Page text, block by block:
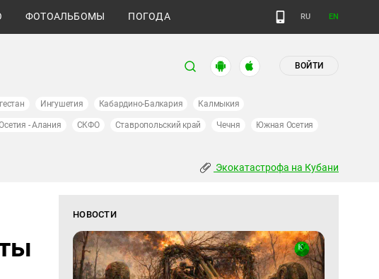
ФОТОАЛЬБОМЫ ПОГОДА RU EN
ВОЙТИ
Ингушетия Кабардино-Балкария Калмыкия
- Алания СКФО Ставропольский край Чечня Южная Осетия
Экокатастрофа на Кубани
НОВОСТИ